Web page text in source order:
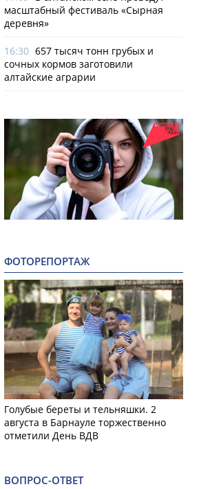
масштабный фестиваль «Сырная
деревня»
16:30 657 тысяч тонн грубых и
сочных кормов заготовили
алтайские аграрии
ФОТОРЕПОРТАЖ
Голубые береты и тельняшки. 2
августа в Барнауле торжественно
отметили День ВДВ
ВОПРОС-ОТВЕТ